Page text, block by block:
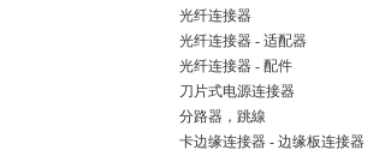
光纤连接器
光纤连接器 - 适配器
光纤连接器 - 配件
刀片式电源连接器
分路器，跳線
卡边缘连接器 - 边缘板连接器